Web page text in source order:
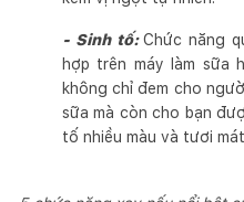
- Sinh tố: Chức năng
hợp trên máy làm sữa
không chỉ đem cho
sữa mà còn cho bạn
tố nhiều màu và tươi